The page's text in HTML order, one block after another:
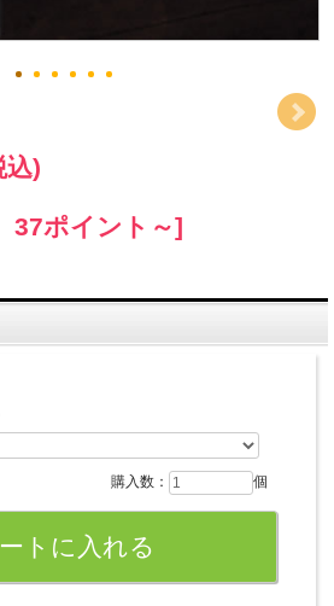
込)
ポイント～]
購入数： 個